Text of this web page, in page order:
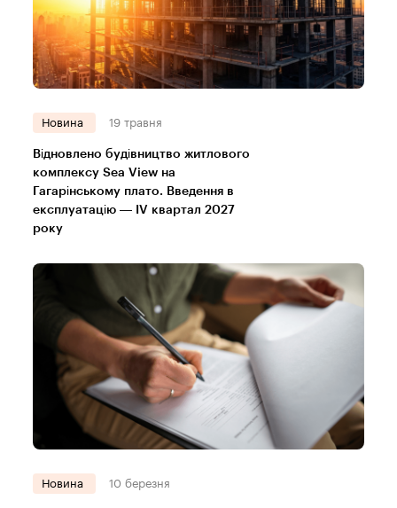
Новина 19 травня
Відновлено будівництво житлового
комплексу Sea View на
Гагарінському плато. Введення в
експлуатацію — IV квартал 2027
року
Новина 10 березня